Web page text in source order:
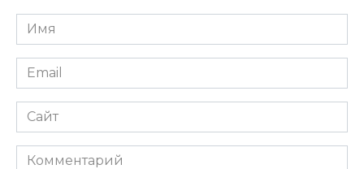
Имя
Email
Сайт
Комментарий